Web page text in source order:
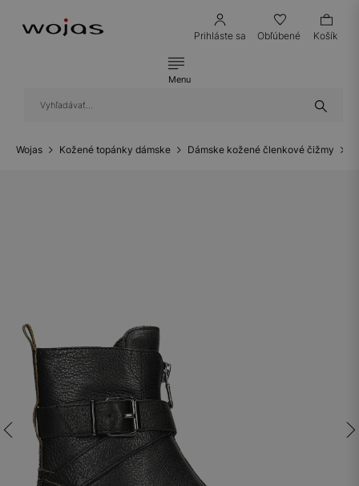
Prihláste sa Obľúbené Košík
Menu
Wojas Kožené topánky dámske Dámske kožené členkové čižmy